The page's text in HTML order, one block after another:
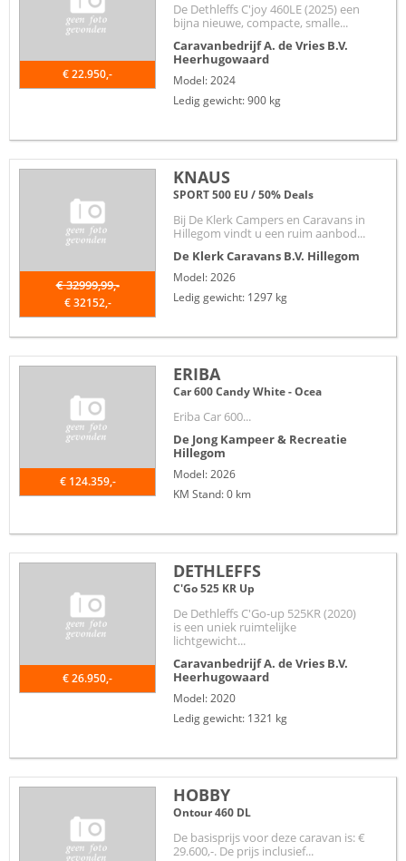
€ 22.950,-
De Dethleffs C'joy 460LE (2025) een
bijna nieuwe, compacte, smalle...
Caravanbedrijf A. de Vries B.V.
Heerhugowaard
Model: 2024
Ledig gewicht: 900 kg
€ 32999,99,-
€ 32152,-
KNAUS
SPORT 500 EU / 50% Deals
Bij De Klerk Campers en Caravans in
Hillegom vindt u een ruim aanbod...
De Klerk Caravans B.V. Hillegom
Model: 2026
Ledig gewicht: 1297 kg
€ 124.359,-
ERIBA
Car 600 Candy White - Ocea
Eriba Car 600...
De Jong Kampeer & Recreatie
Hillegom
Model: 2026
KM Stand: 0 km
€ 26.950,-
DETHLEFFS
C'Go 525 KR Up
De Dethleffs C'Go-up 525KR (2020)
is een uniek ruimtelijke
lichtgewicht...
Caravanbedrijf A. de Vries B.V.
Heerhugowaard
Model: 2020
Ledig gewicht: 1321 kg
HOBBY
Ontour 460 DL
De basisprijs voor deze caravan is: €
29.600,-. De prijs inclusief...